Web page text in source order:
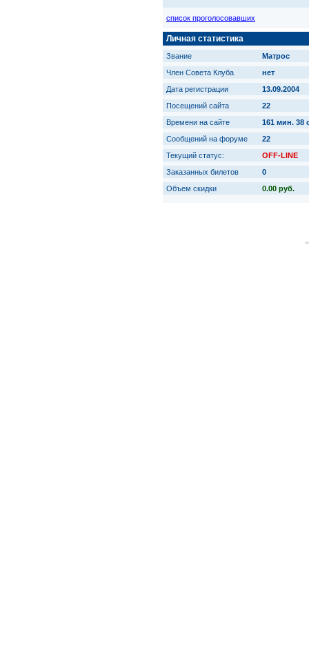
список проголосовавших
Личная статистика
Звание
Матрос
Член Совета Клуба
нет
Дата регистрации
13.09.2004
Посещений сайта
22
Времени на сайте
161 мин. 38
Сообщений на форуме
22
Текущий статус:
OFF-LINE
Заказанных билетов
0
Объем скидки
0.00 руб.